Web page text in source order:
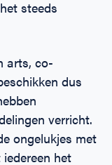
steeds
arts, co-
dus
verricht.
ongelukjes met
iedereen het